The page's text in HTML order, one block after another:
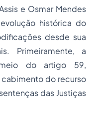
e Osmar Mendes
histórica do
desde sua
Primeiramente, a
do artigo 59,
do recurso
das Justiças